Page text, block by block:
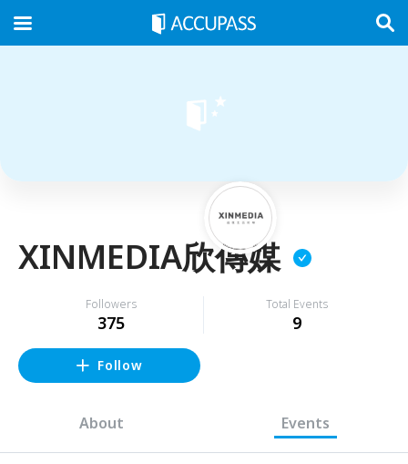
XINMEDIA欣傳媒
Followers
375
Total Events
9
Follow
About Events